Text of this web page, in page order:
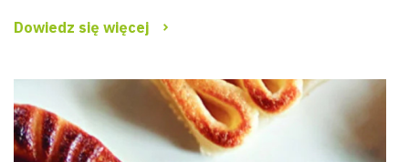
Dowiedz się więcej